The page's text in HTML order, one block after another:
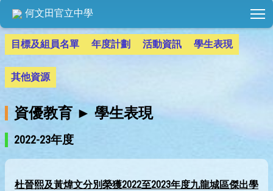
何文田官立中學
目標及組員名單 年度計劃 活動資訊 學生表現
其他資源
資優教育 ► 學生表現
2022-23年度
杜晉熙及黃煒文分別榮獲2022至2023年度九龍城區傑出學